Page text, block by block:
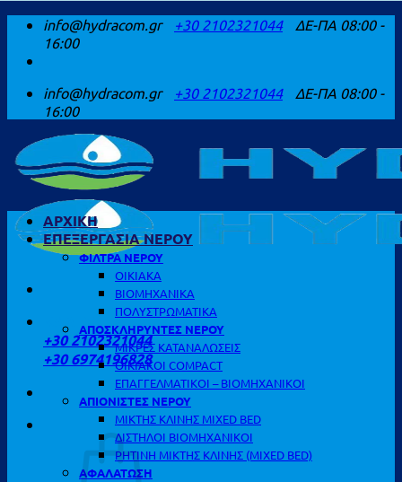
Μετάβαση
περιεχόμενο
info@hydracom.gr +30 2102321044
ΔΕ-ΠΑ 08:00 -
16:00
info@hydracom.gr +30 2102321044
ΔΕ-ΠΑ 08:00 -
16:00
ΚΑΛΕΣΤΕ ΜΑΣ
+30 2102321044
+30 6974196828
ΑΡΧΙΚΗ
ΕΠΕΞΕΡΓΑΣΙΑ ΝΕΡΟΥ
ΦΙΛΤΡΑ ΝΕΡΟΥ
ΟΙΚΙΑΚΑ
ΒΙΟΜΗΧΑΝΙΚΑ
ΠΟΛΥΣΤΡΩΜΑΤΙΚΑ
ΑΠΟΣΚΛΗΡΥΝΤΕΣ ΝΕΡΟΥ
ΜΙΚΡΕΣ ΚΑΤΑΝΑΛΩΣΕΙΣ
ΟΙΚΙΑΚΟΙ COMPACT
ΕΠΑΓΓΕΛΜΑΤΙΚΟΙ – ΒΙΟΜΗΧΑΝΙΚΟΙ
ΑΠΙΟΝΙΣΤΕΣ ΝΕΡΟΥ
ΜΙΚΤΗΣ ΚΛΙΝΗΣ MIXED BED
ΔΙΣΤΗΛΟΙ ΒΙΟΜΗΧΑΝΙΚΟΙ
ΡΗΤΙΝΗ ΜΙΚΤΗΣ ΚΛΙΝΗΣ (MIXED BED)
ΑΦΑΛΑΤΩΣΗ